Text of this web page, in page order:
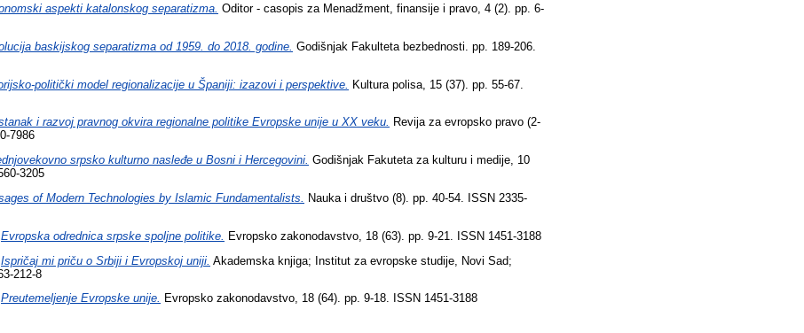
aspekti katalonskog separatizma. Oditor - casopis za Menadžment, finansije i pravo, 4 (2). pp. 6-
baskijskog separatizma od 1959. do 2018. godine. Godišnjak Fakulteta bezbednosti. pp. 189-206.
politički model regionalizacije u Španiji: izazovi i perspektive. Kultura polisa, 15 (37). pp. 55-67.
i razvoj pravnog okvira regionalne politike Evropske unije u XX veku. Revija za evropsko pravo (2-
7986
srpsko kulturno nasleđe u Bosni i Hercegovini. Godišnjak Fakuteta za kulturu i medije, 10
3205
of Modern Technologies by Islamic Fundamentalists.
Nauka i društvo (8). pp. 40-54. ISSN 2335-
Evropska odrednica srpske spoljne politike.
Evropsko zakonodavstvo, 18 (63). pp. 9-21. ISSN 1451-3188
Ispričaj mi priču o Srbiji i Evropskoj uniji. Akademska knjiga; Institut za evropske studije, Novi Sad;
212-8
Preutemeljenje Evropske unije. Evropsko zakonodavstvo, 18 (64). pp. 9-18. ISSN 1451-3188